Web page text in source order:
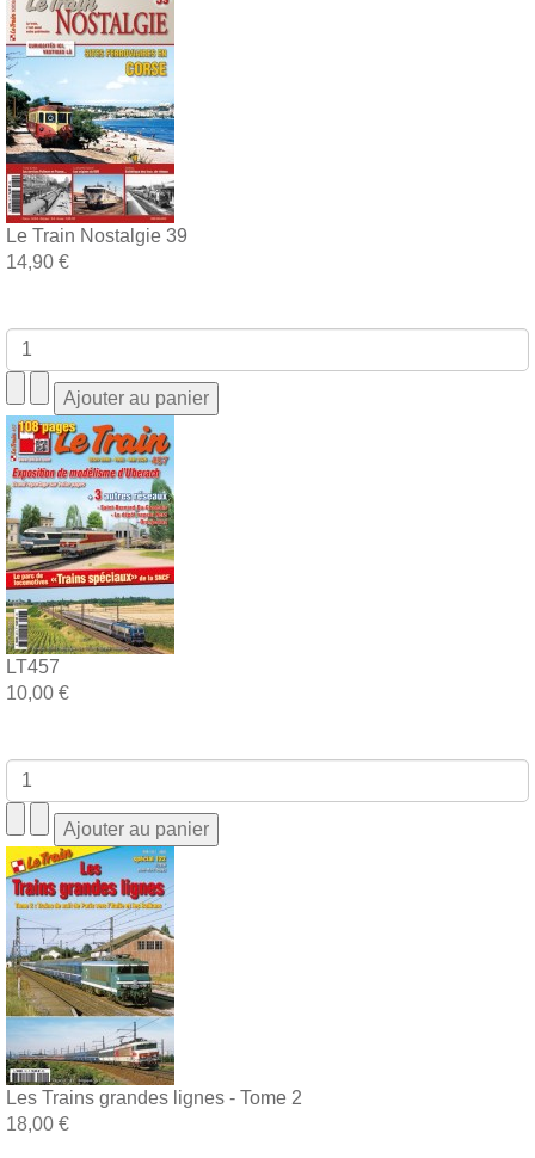
Le Train Nostalgie 39
14,90 €
LT457
10,00 €
Les Trains grandes lignes - Tome 2
18,00 €